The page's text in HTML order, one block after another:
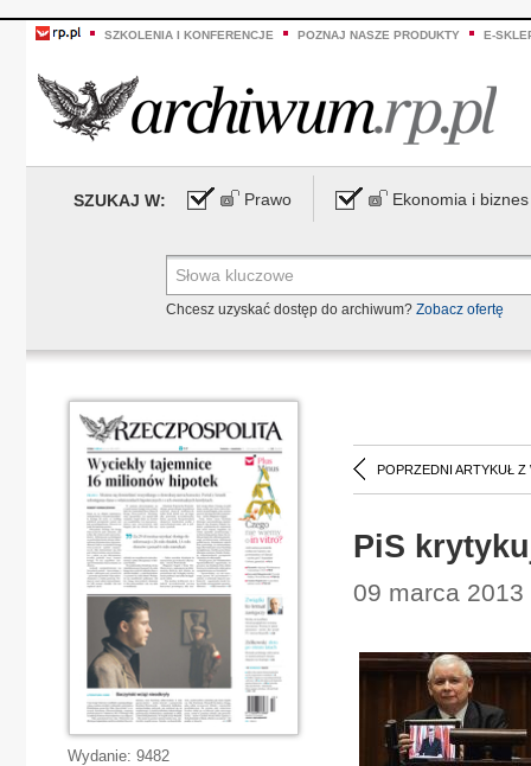
SZKOLENIA I KONFERENCJE POZNAJ NASZE PRODUKTY E-
SZUKAJ W: Prawo Ekonomia i biznes
Chcesz uzyskać dostęp do archiwum? Zobacz ofertę
POPRZEDNI ARTYKUŁ Z
PiS
09 marca
Wydanie: 9482